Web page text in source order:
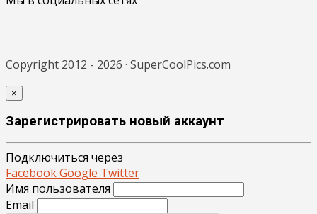
Copyright 2012 - 2026 · SuperCoolPics.com
×
Зарегистрировать новый аккаунт
Подключиться через
FacebookGoogle Twitter
Имя пользователя
Email